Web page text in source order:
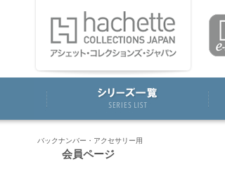
バックナンバー・アクセサリー用
会員ページ